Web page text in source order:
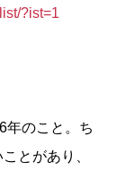
?ist=1
年のこと。ち
とがあり、